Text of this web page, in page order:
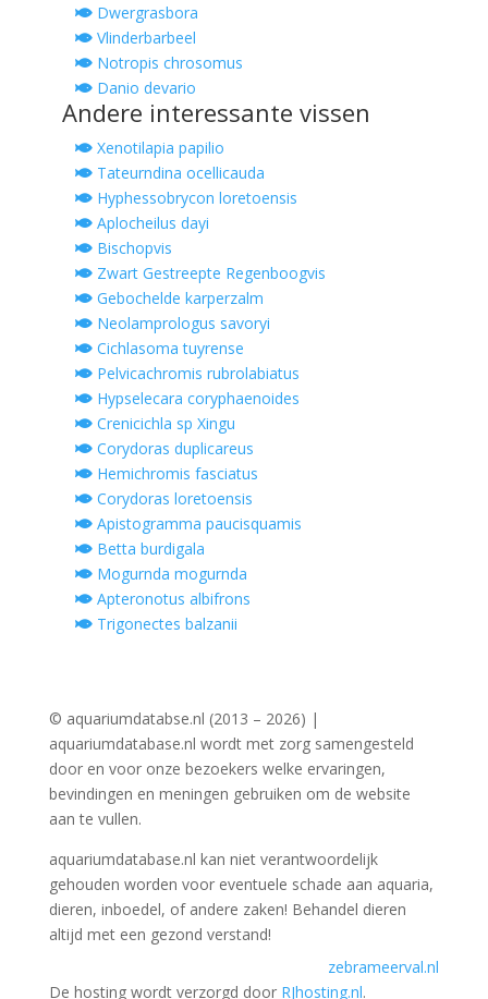
Dwergrasbora
Vlinderbarbeel
Notropis chrosomus
Danio devario
Andere interessante vissen
Xenotilapia papilio
Tateurndina ocellicauda
Hyphessobrycon loretoensis
Aplocheilus dayi
Bischopvis
Zwart Gestreepte Regenboogvis
Gebochelde karperzalm
Neolamprologus savoryi
Cichlasoma tuyrense
Pelvicachromis rubrolabiatus
Hypselecara coryphaenoides
Crenicichla sp Xingu
Corydoras duplicareus
Hemichromis fasciatus
Corydoras loretoensis
Apistogramma paucisquamis
Betta burdigala
Mogurnda mogurnda
Apteronotus albifrons
Trigonectes balzanii
© aquariumdatabse.nl (2013 – 2026) |
aquariumdatabase.nl wordt met zorg samengesteld
door en voor onze bezoekers welke ervaringen,
bevindingen en meningen gebruiken om de website
aan te vullen.
aquariumdatabase.nl kan niet verantwoordelijk
gehouden worden voor eventuele schade aan aquaria,
dieren, inboedel, of andere zaken! Behandel dieren
altijd met een gezond verstand!
zebrameerval.nl
De hosting wordt verzorgd door RJhosting.nl.